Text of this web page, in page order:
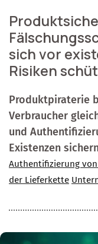
sich vor
Risiken
Produktpiraterie
Verbraucher
und
Existenzen
Authentifizierung
der Lieferkette